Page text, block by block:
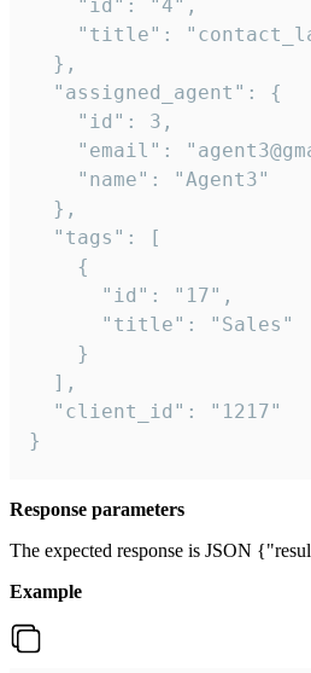
    "id": "4",
"title":
  },
  "assigned_agent": {
    "id": 3,
"email":
    "name": "Agent3"
  },
  "tags": [
    {
      "id": "17",
      "title": "Sales"
    }
  ],
  "client_id": "1217"
}
Response parameters
The expected response is JSON
Example